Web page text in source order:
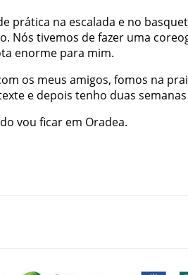
prática na escalada e no
. Nós tivemos defazer uma
enorme para mim.
os meus amigos, fomos na
e depois tenho duas semanas
vou ficar em Oradea.